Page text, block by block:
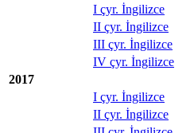
I çyr. İngilizce
II çyr. İngilizce
III çyr. İngilizce
IV çyr. İngilizce
2017
I çyr. İngilizce
II çyr. İngilizce